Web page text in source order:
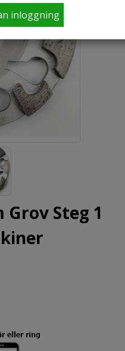
inloggning
Grov Steg 1